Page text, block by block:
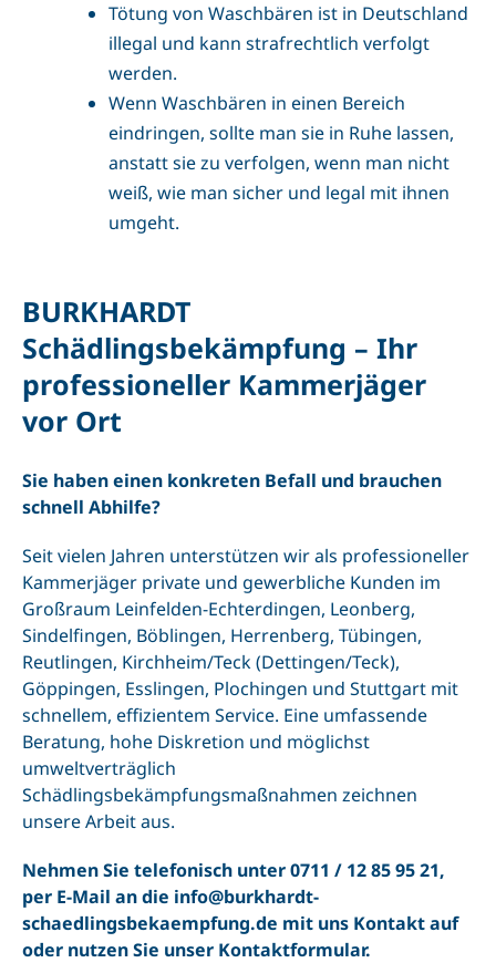
Tötung von Waschbären ist in Deutschland
illegal und kann strafrechtlich verfolgt
werden.
Wenn Waschbären in einen Bereich
eindringen, sollte man sie in Ruhe lassen,
anstatt sie zu verfolgen, wenn man nicht
weiß, wie man sicher und legal mit ihnen
umgeht.
BURKHARDT
Schädlingsbekämpfung – Ihr
professioneller Kammerjäger
vor Ort
Sie haben einen konkreten Befall und brauchen
schnell Abhilfe?
Seit vielen Jahren unterstützen wir als professioneller
Kammerjäger private und gewerbliche Kunden im
Großraum Leinfelden-Echterdingen, Leonberg,
Sindelfingen, Böblingen, Herrenberg, Tübingen,
Reutlingen, Kirchheim/Teck (Dettingen/Teck),
Göppingen, Esslingen, Plochingen und Stuttgartmit
schnellem, effizientem Service. Eine umfassende
Beratung, hohe Diskretion und möglichst
umweltverträglich
Schädlingsbekämpfungsmaßnahmen zeichnen
unsere Arbeit aus.
Nehmen Sie telefonisch unter0711 / 12 85 95 21,
per E-Mail an die info@burkhardt-
schaedlingsbekaempfung.de mit uns Kontakt auf
oder nutzen Sie unser Kontaktformular.